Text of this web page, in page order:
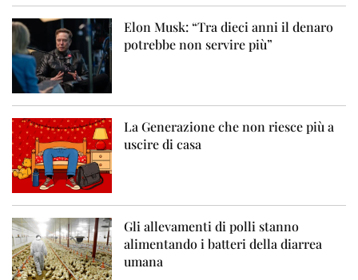
Elon Musk: “Tra dieci anni il denaro
potrebbe non servire più”
La Generazione che non riesce più a
uscire di casa
Gli allevamenti di polli stanno
alimentando i batteri della diarrea
umana